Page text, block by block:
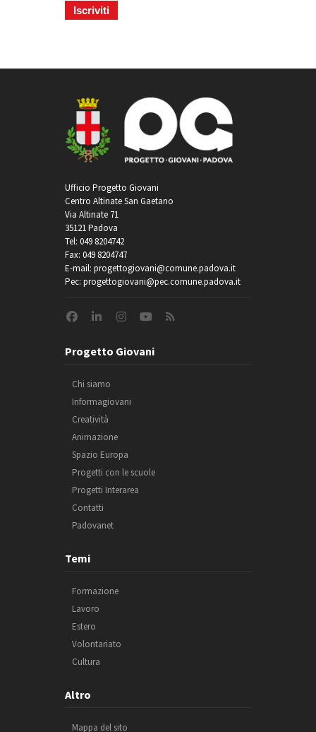
Ufficio Progetto Giovani
Centro Altinate San Gaetano
Via Altinate 71
35121 Padova
Tel: 049 8204742
Fax: 049 8204747
E-mail: progettogiovani@comune.padova.it
Pec: progettogiovani@pec.comune.padova.it
Progetto Giovani
Chi siamo
Informagiovani
Creatività
Animazione
Spazio Europa
Progetti con le scuole
Progetti Interarea
Contatti
Padovanet
Temi
Formazione
Lavoro
Estero
Volontariato
Cultura
Altro
Mappa del sito